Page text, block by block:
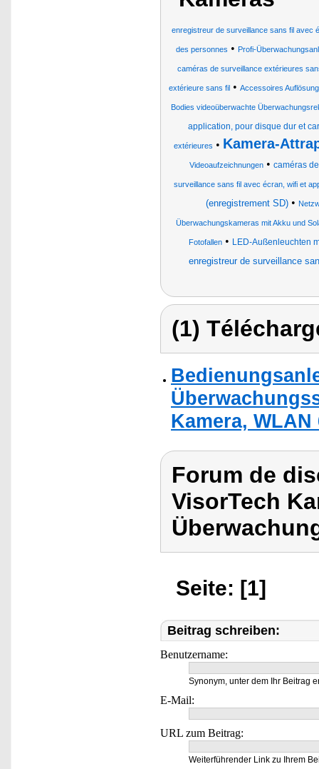
enregistreur de surveillance sans fil avec
des personnes • Profi-
caméras de surveillance extérieures
extérieure sans fil • Accessoires
Bodies videoüberwachte
application, pour disque dur et
extérieures • Kamera-
Videoaufzeichnungen • caméras
surveillance sans fil avec écran, wifi et
(enregistrement SD)•
Überwachungskameras mit Akku und
Fotofallen• LED-Außenleuchten
enregistreur de surveillance
(1)
Kamera, WLAN
Forum de
VisorTech
Seite: [1]
Beitrag schreiben:
Benutzername:
Synonym, unter dem Ihr Beitrag
E-Mail:
URL zum Beitrag:
Weiterführender Link zu Ihrem